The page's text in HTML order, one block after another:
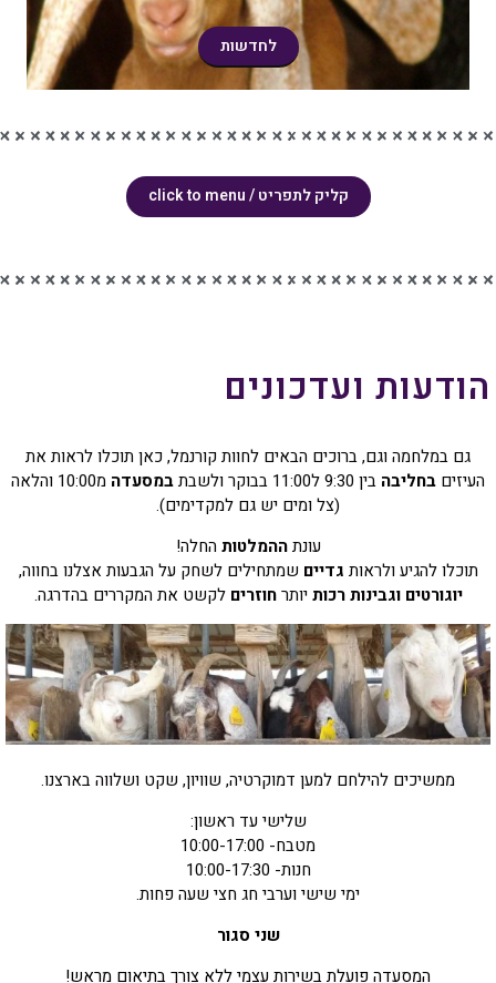
לחדשות
קליק לתפריט / click to menu
הודעות ועדכונים
גם במלחמה וגם, ברוכים הבאים לחוות קורנמל, כאן תוכלו לראות את
העיזים בחליבה בין 9:30 ל11:00 בבוקר ולשבת במסעדה
מ10:00 והלאה
(צל ומים יש גם למקדימים).
עונתההמלטות החלה!
תוכלו להגיע ולראות גדיים שמתחילים לשחק על הגבעות אצלנו בחווה,
יוגורטים וגבינות רכותיותרחוזרים לקשט את המקררים בהדרגה.
ממשיכים להילחם למען דמוקרטיה, שוויון, שקט ושלווה בארצנו.
שלישי עד ראשון:
מטבח- 10:00-17:00
חנות- 10:00-17:30
ימי שישי וערבי חג חצי שעה פחות.
שני סגור
המסעדה פועלת בשירות עצמיללא צורך בתיאום מראש!